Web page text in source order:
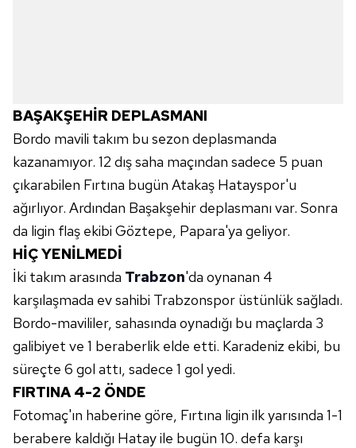
için Ayarlar butonuna tıklayabilir,Çerez Bilgilendirme
Metnimiziziyaret edebilirsiniz.
6698 sayılı Kişisel Verilerin Korunması Kanunu uyarınca
hazırlanmış Aydınlatma Metnimizi okumak ve sitemizde
ilgili mevzuata uygun olarak kullanılan çerezlerle ilgili bilgi
almak için lütfentıklayınız.
BAŞAKŞEHİR DEPLASMANI
Bordo mavili takım bu sezon deplasmanda
kazanamıyor. 12 dış saha maçından sadece 5 puan
çıkarabilen Fırtına bugün Atakaş Hatayspor'u
ağırlıyor. Ardından Başakşehir deplasmanı var. Sonra
da ligin flaş ekibi Göztepe, Papara'ya geliyor.
HİÇ YENİLMEDİ
İki takım arasında Trabzon'da oynanan 4
karşılaşmada ev sahibi Trabzonspor üstünlük sağladı.
Bordo-mavililer, sahasında oynadığı bu maçlarda 3
galibiyet ve 1 beraberlik elde etti. Karadeniz ekibi, bu
süreçte 6 gol attı, sadece 1 gol yedi.
FIRTINA 4-2 ÖNDE
Fotomaç'ın haberine göre, Fırtına ligin ilk yarısında 1-1
berabere kaldığı Hatay ile bugün 10. defa karşı